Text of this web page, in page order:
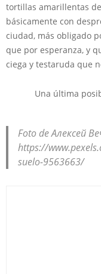
tortillas amarillentas
básicamente con
ciudad, más obligado
que por esperanza, y
ciega y testaruda que
Una última
Foto de Алексей
https://
suelo-9563663/